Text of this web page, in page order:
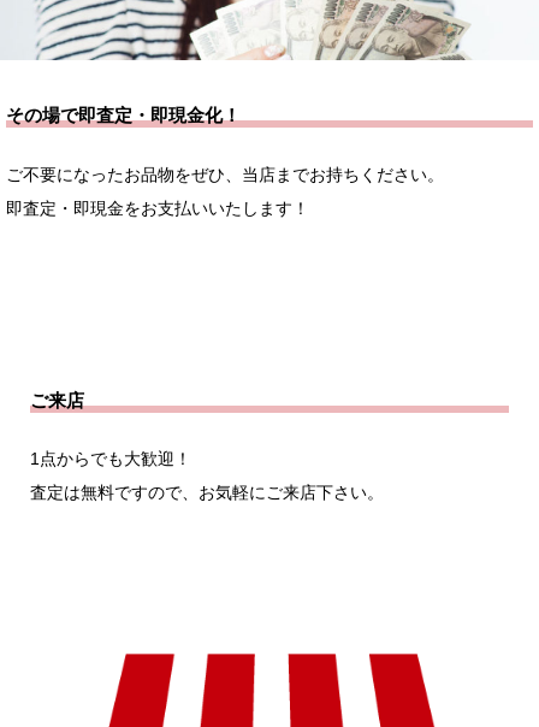
その場で即査定・即現金化！
ご不要になったお品物をぜひ、当店までお持ちください。
即査定・即現金をお支払いいたします！
ご来店
1点からでも大歓迎！
査定は無料ですので、お気軽にご来店下さい。